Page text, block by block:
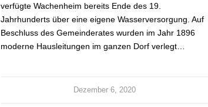
verfügte Wachenheim bereits Ende des 19.
Jahrhunderts über eine eigene Wasserversorgung. Auf
Beschluss des Gemeinderates wurden im Jahr 1896
moderne Hausleitungen im ganzen Dorf verlegt…
Dezember 6, 2020